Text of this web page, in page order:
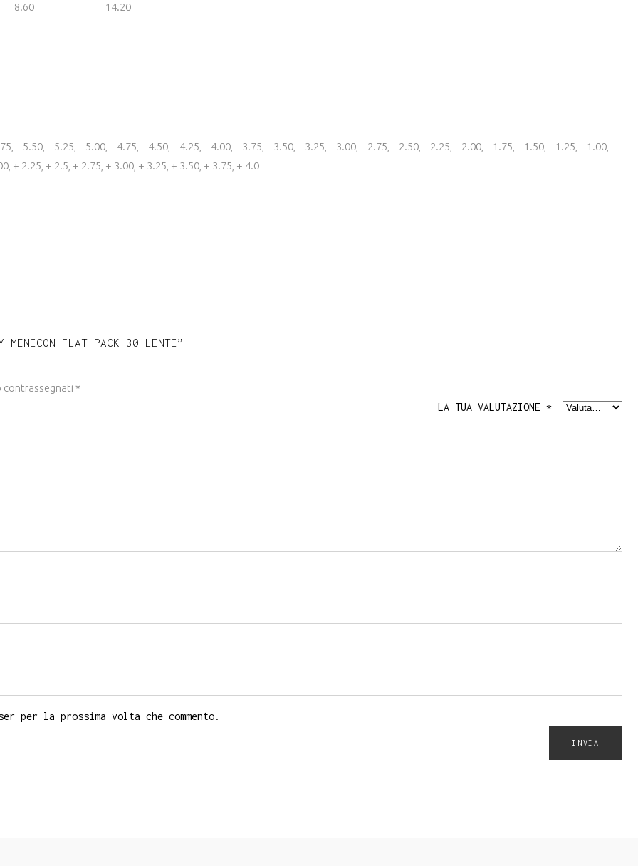
8.60
14.20
– 5.50, – 5.25, – 5.00, – 4.75, – 4.50, – 4.25, – 4.00, – 3.75, – 3.50, – 3.25, – 3.00, – 2.75, – 2.50, – 2.25, – 2.00, – 1.75, – 1.50, – 1.25, – 1.00, –
+ 2.25, + 2.5, + 2.75, + 3.00, + 3.25, + 3.50, + 3.75, + 4.0
MENICON FLAT PACK 30 LENTI”
contrassegnati *
LA TUA VALUTAZIONE *
per la prossima volta che commento.